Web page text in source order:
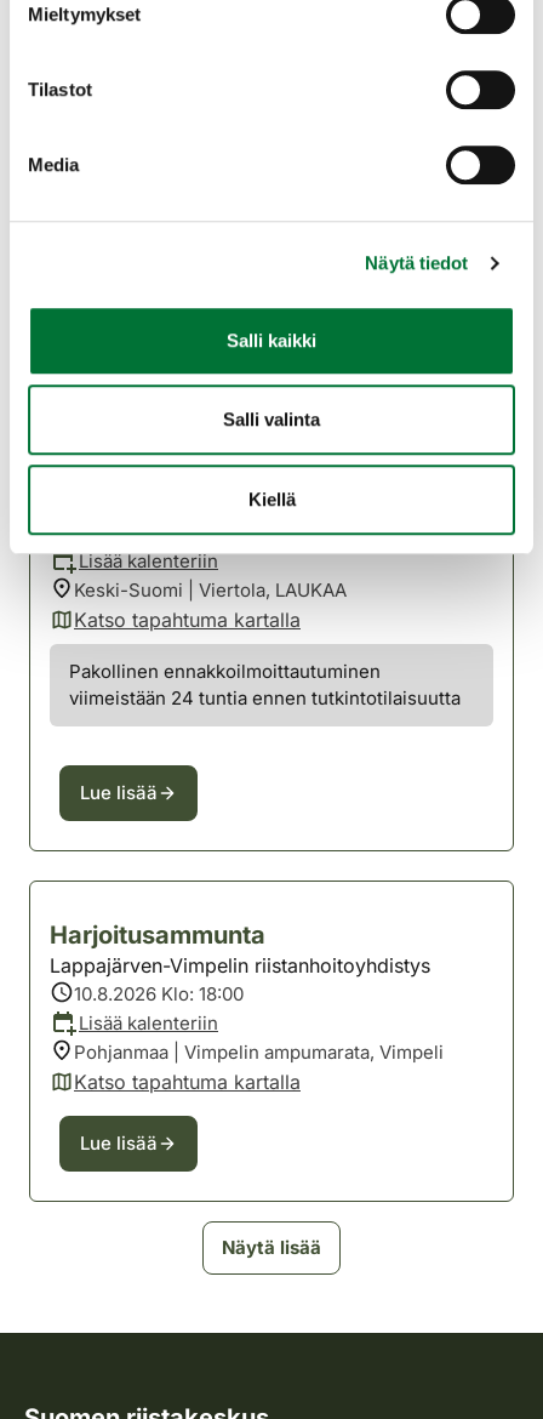
Mieltymykset
Tilastot
Media
Näytä tiedot
Salli kaikki
Salli valinta
Kiellä
Suomussalmen riistanhoitoyhdistys
Kainuu | Kianta-Opiston Alvari luokka Kuukkeli,
Katso tapahtuma kartalla
(avautuu uuteen välilehteen)
Metsästäjätutkinto
Laukaan riistanhoitoyhdistys
10.8.2026 Klo: 18:00
Lisää kalenteriin
Keski-Suomi | Viertola, LAUKAA
Katso tapahtuma kartalla
(avautuu uuteen välilehteen)
Pakollinen ennakkoilmoittautuminen
viimeistään 24 tuntia ennen tutkintotilaisuutta
Lue lisää
Harjoitusammunta
Lappajärven-Vimpelin riistanhoitoyhdistys
10.8.2026 Klo: 18:00
Lisää kalenteriin
Pohjanmaa | Vimpelin ampumarata, Vimpeli
Katso tapahtuma kartalla
(avautuu uuteen välilehteen)
Lue lisää
Näytä lisää